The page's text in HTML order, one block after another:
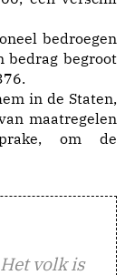
bedroegen
bedrag begroot
in de Staten,
maatregelen
om de
Het volk is